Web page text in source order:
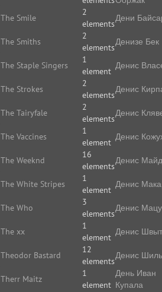
The Smile
2
elements
The Smiths
2
elements
The Staple Singers
1
element
The Strokes
2
elements
The Tairyfale
2
elements
The Vaccines
1
element
The Weeknd
16
elements
The White Stripes
1
element
The Who
3
elements
The xx
1
element
Theodor Bastard
12
elements
Therr Maitz
1
element
Дени
Денизе Бек
Денис
Денис
Денис
Денис
Денис
Денис
Денис
Денис
Денис
День Иван
Купала